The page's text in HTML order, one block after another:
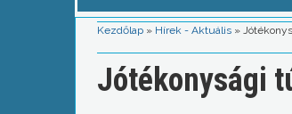
Kezdőlap » Hírek - Aktuális »
Jótékonysági